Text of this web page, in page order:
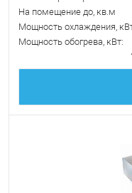
На помещение до, кв.м
Мощность охлаждения,
Мощность обогрева, кВт: